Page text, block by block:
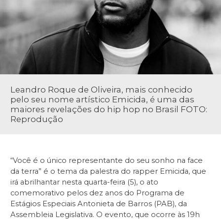
Leandro Roque de Oliveira, mais conhecido
pelo seu nome artístico Emicida, é uma das
maiores revelações do hip hop no Brasil FOTO:
Reprodução
“Você é o único representante do seu sonho na face
da terra” é o tema da palestra do rapper Emicida, que
irá abrilhantar nesta quarta-feira (5), o ato
comemorativo pelos dez anos do Programa de
Estágios Especiais Antonieta de Barros (PAB), da
Assembleia Legislativa. O evento, que ocorre às 19h